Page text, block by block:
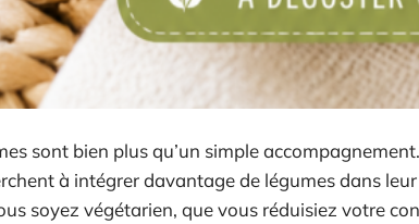
sont bien plus qu’un simple
à intégrer davantage de légumes dans
soyez végétarien, que vous réduisiez votre